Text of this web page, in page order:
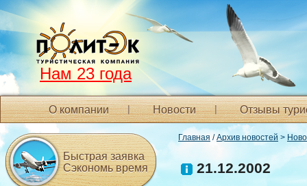
Нам 23 года
О компании Новости Отзывы
Главная /Архив новостей >
21.12.2002
Быстрая заявка
Сэкономь время